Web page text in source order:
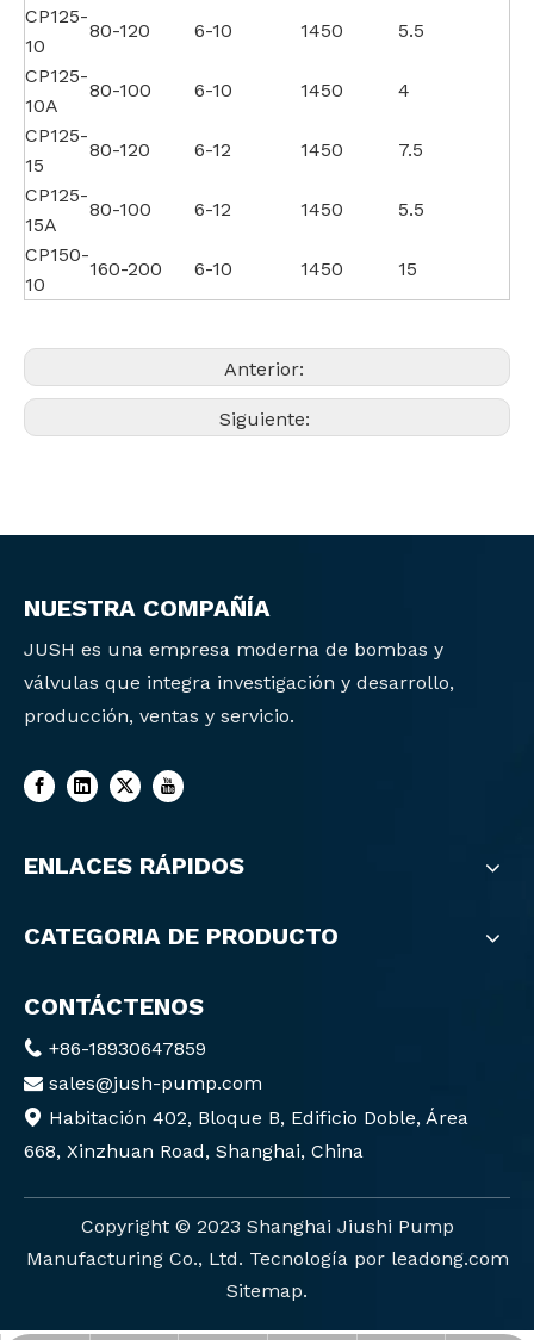
CP125-
10
80-120 6-10 1450
5.5
CP125-
10A
80-100 6-10 1450
4
CP125-
15
80-120 6-12 1450
7.5
CP125-
15A
80-100 6-12 1450
5.5
CP150-
10
160-200 6-10 1450 15
Anterior:
Siguiente:
NUESTRA COMPAÑÍA
JUSH es una empresa moderna de bombas y
válvulas que integra investigación y desarrollo,
producción, ventas y servicio.
ENLACES RÁPIDOS
CATEGORIA DE PRODUCTO
CONTÁCTENOS
 +86-18930647859
 sales@jush-pump.com
 Habitación 402, Bloque B, Edificio Doble, Área
668, Xinzhuan Road, Shanghai, China
Copyright ©️ 2023 Shanghai Jiushi Pump
Manufacturing Co., Ltd. Tecnología por leadong.com
Sitemap.